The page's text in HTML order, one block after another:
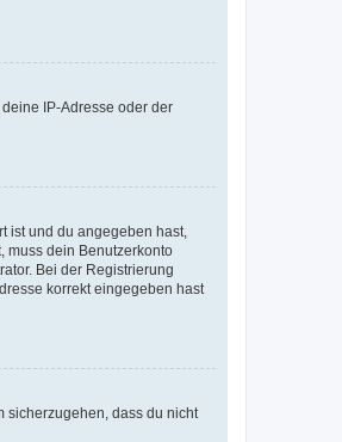
IP-Adresse oder der
ist und du angegeben hast,
muss dein Benutzerkonto
Bei der Registrierung
korrekt eingegeben hast
sicherzugehen, dass du nicht